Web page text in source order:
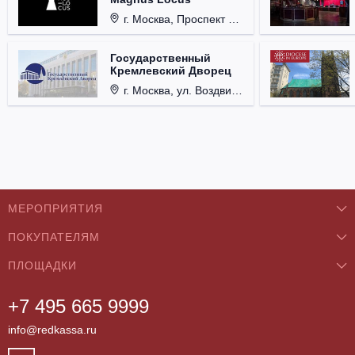
г. Москва, Проспект Мира, д. 12, стр. 9.
Государственный
Кремлевский Дворец
г. Москва, ул. Воздвиженка, д. 1, Кремль.
+7 495 665 9999
info@redkassa.ru
МЕРОПРИЯТИЯ
Концерты
Классика
Театры
Фестивали
ПОКУПАТЕЛЯМ
О нас
Как купить
Возврат билетов
ПЛОЩАДКИ
Бар/Ресторан/Кафе
Клуб